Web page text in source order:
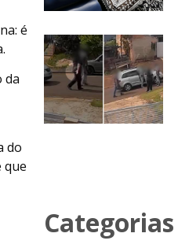
é
da
do
que
Categorias